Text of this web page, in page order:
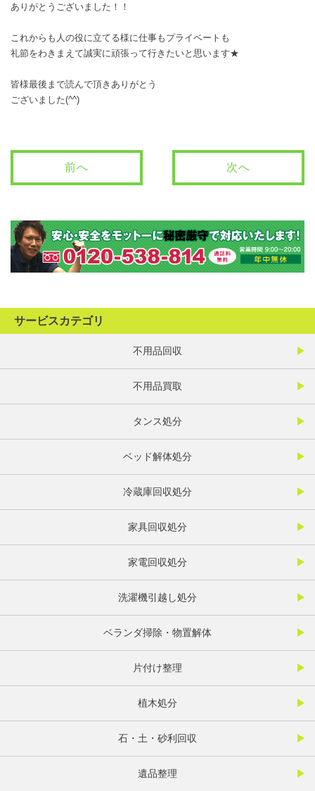
ありがとうございました！！
これからも人の役に立てる様に仕事もプライベートも
礼節をわきまえて誠実に頑張って行きたいと思います★
皆様最後まで読んで頂きありがとう
ございました(^^)
前へ 次へ
サービスカテゴリ
不用品回収
不用品買取
タンス処分
ベッド解体処分
冷蔵庫回収処分
家具回収処分
家電回収処分
洗濯機引越し処分
ベランダ掃除・物置解体
片付け整理
植木処分
石・土・砂利回収
遺品整理